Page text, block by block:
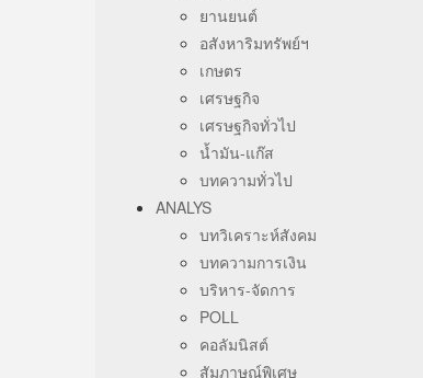
ยานยนต์
อสังหาริมทรัพย์ฯ
เกษตร
เศรษฐกิจ
เศรษฐกิจทั่วไป
น้ำมัน-แก๊ส
บทความทั่วไป
ANALYS
บทวิเคราะห์สังคม
บทความการเงิน
บริหาร-จัดการ
POLL
คอลัมนิสต์
สัมภาษณ์พิเศษ